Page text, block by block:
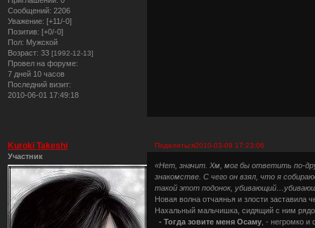
Сообщений: 2206
Уважение: [+11/-0]
Позитив: [+0/-0]
Пол: Мужской
Возраст: 33 [1992-12-13]
Провел на форуме:
7 дней 10 часов
Последний визит:
2010-06-01 17:49:18
Поделиться2010-03-09 17:23:06
Kuroki Takeshi
Участник
«Нет, значит. Хм, мог бы ответить по-
знакомстве. С чего он взял, что я
такой этот подонок,
Новая волна отчаянья и злости заставила
Нахальный мальчишка, сидящий с ним
- Тогда зовите меня Осаму , - негромко